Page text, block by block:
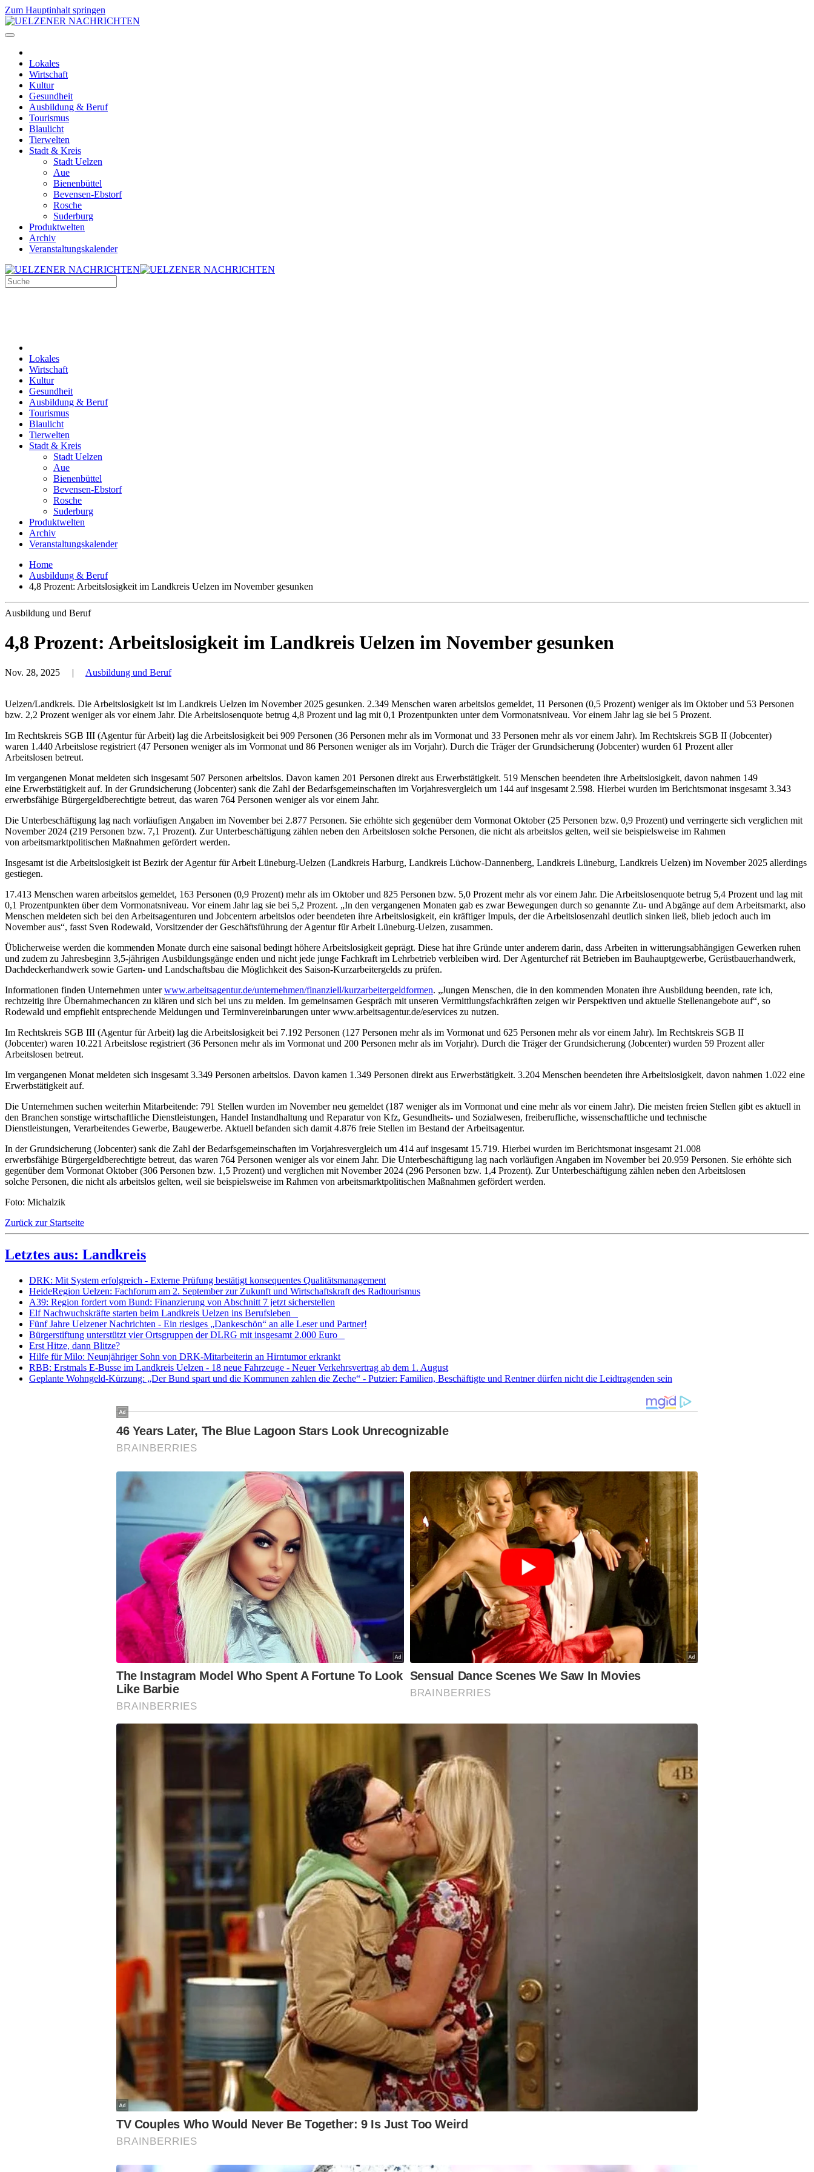
Zum Hauptinhalt springen
Lokales
Wirtschaft
Kultur
Gesundheit
Ausbildung & Beruf
Tourismus
Blaulicht
Tierwelten
Stadt & Kreis
Stadt Uelzen
Aue
Bienenbüttel
Bevensen-Ebstorf
Rosche
Suderburg
Produktwelten
Archiv
Veranstaltungskalender
Lokales
Wirtschaft
Kultur
Gesundheit
Ausbildung & Beruf
Tourismus
Blaulicht
Tierwelten
Stadt & Kreis
Stadt Uelzen
Aue
Bienenbüttel
Bevensen-Ebstorf
Rosche
Suderburg
Produktwelten
Archiv
Veranstaltungskalender
Home
Ausbildung & Beruf
4,8 Prozent: Arbeitslosigkeit im Landkreis Uelzen im November gesunken
Ausbildung und Beruf
4,8 Prozent: Arbeitslosigkeit im Landkreis Uelzen im November gesunken
Nov. 28, 2025 | Ausbildung und Beruf
Uelzen/Landkreis. Die Arbeitslosigkeit ist im Landkreis Uelzen im November 2025 gesunken. 2.349 Menschen waren arbeitslos gemeldet, 11 Personen (0,5 Prozent) weniger als im Oktober und 53 Personen
bzw. 2,2 Prozent weniger als vor einem Jahr. Die Arbeitslosenquote betrug 4,8 Prozent und lag mit 0,1 Prozentpunkten unter dem Vormonatsniveau. Vor einem Jahr lag sie bei 5 Prozent.
Im Rechtskreis SGB III (Agentur für Arbeit) lag die Arbeitslosigkeit bei 909 Personen (36 Personen mehr als im Vormonat und 33 Personen mehr als vor einem Jahr). Im Rechtskreis SGB II (Jobcenter)
waren 1.440 Arbeitslose registriert (47 Personen weniger als im Vormonat und 86 Personen weniger als im Vorjahr). Durch die Träger der Grundsicherung (Jobcenter) wurden 61 Prozent aller
Arbeitslosen betreut.
Im vergangenen Monat meldeten sich insgesamt 507 Personen arbeitslos. Davon kamen 201 Personen direkt aus Erwerbstätigkeit. 519 Menschen beendeten ihre Arbeitslosigkeit, davon nahmen 149
eine Erwerbstätigkeit auf. In der Grundsicherung (Jobcenter) sank die Zahl der Bedarfsgemeinschaften im Vorjahresvergleich um 144 auf insgesamt 2.598. Hierbei wurden im Berichtsmonat insgesamt 3.343
erwerbsfähige Bürgergeldberechtigte betreut, das waren 764 Personen weniger als vor einem Jahr.
Die Unterbeschäftigung lag nach vorläufigen Angaben im November bei 2.877 Personen. Sie erhöhte sich gegenüber dem Vormonat Oktober (25 Personen bzw. 0,9 Prozent) und verringerte sich verglichen mit
November 2024 (219 Personen bzw. 7,1 Prozent). Zur Unterbeschäftigung zählen neben den Arbeitslosen solche Personen, die nicht als arbeitslos gelten, weil sie beispielsweise im Rahmen
von arbeitsmarktpolitischen Maßnahmen gefördert werden.
Insgesamt ist die Arbeitslosigkeit ist Bezirk der Agentur für Arbeit Lüneburg-Uelzen (Landkreis Harburg, Landkreis Lüchow-Dannenberg, Landkreis Lüneburg, Landkreis Uelzen) im November 2025 allerdings
gestiegen.
17.413 Menschen waren arbeitslos gemeldet, 163 Personen (0,9 Prozent) mehr als im Oktober und 825 Personen bzw. 5,0 Prozent mehr als vor einem Jahr. Die Arbeitslosenquote betrug 5,4 Prozent und lag mit
0,1 Prozentpunkten über dem Vormonatsniveau. Vor einem Jahr lag sie bei 5,2 Prozent. „In den vergangenen Monaten gab es zwar Bewegungen durch so genannte Zu- und Abgänge auf dem Arbeitsmarkt, also
Menschen meldeten sich bei den Arbeitsagenturen und Jobcentern arbeitslos oder beendeten ihre Arbeitslosigkeit, ein kräftiger Impuls, der die Arbeitslosenzahl deutlich sinken ließ, blieb jedoch auch im
November aus“, fasst Sven Rodewald, Vorsitzender der Geschäftsführung der Agentur für Arbeit Lüneburg-Uelzen, zusammen.
Üblicherweise werden die kommenden Monate durch eine saisonal bedingt höhere Arbeitslosigkeit geprägt. Diese hat ihre Gründe unter anderem darin, dass Arbeiten in witterungsabhängigen Gewerken ruhen
und zudem zu Jahresbeginn 3,5-jährigen Ausbildungsgänge enden und nicht jede junge Fachkraft im Lehrbetrieb verbleiben wird. Der Agenturchef rät Betrieben im Bauhauptgewerbe, Gerüstbauerhandwerk,
Dachdeckerhandwerk sowie Garten- und Landschaftsbau die Möglichkeit des Saison-Kurzarbeitergelds zu prüfen.
Informationen finden Unternehmen unterwww.arbeitsagentur.de/unternehmen/finanziell/kurzarbeitergeldformen. „Jungen Menschen, die in den kommenden Monaten ihre Ausbildung beenden, rate ich,
rechtzeitig ihre Übernahmechancen zu klären und sich bei uns zu melden. Im gemeinsamen Gespräch mit unseren Vermittlungsfachkräften zeigen wir Perspektiven und aktuelle Stellenangebote auf“, so
Rodewald und empfiehlt entsprechende Meldungen und Terminvereinbarungen unter www.arbeitsagentur.de/eservices zu nutzen.
Im Rechtskreis SGB III (Agentur für Arbeit) lag die Arbeitslosigkeit bei 7.192 Personen (127 Personen mehr als im Vormonat und 625 Personen mehr als vor einem Jahr). Im Rechtskreis SGB II
(Jobcenter) waren 10.221 Arbeitslose registriert (36 Personen mehr als im Vormonat und 200 Personen mehr als im Vorjahr). Durch die Träger der Grundsicherung (Jobcenter) wurden 59 Prozent aller
Arbeitslosen betreut.
Im vergangenen Monat meldeten sich insgesamt 3.349 Personen arbeitslos. Davon kamen 1.349 Personen direkt aus Erwerbstätigkeit. 3.204 Menschen beendeten ihre Arbeitslosigkeit, davon nahmen 1.022 eine
Erwerbstätigkeit auf.
Die Unternehmen suchen weiterhin Mitarbeitende: 791 Stellen wurden im November neu gemeldet (187 weniger als im Vormonat und eine mehr als vor einem Jahr). Die meisten freien Stellen gibt es aktuell in
den Branchen sonstige wirtschaftliche Dienstleistungen, Handel Instandhaltung und Reparatur von Kfz, Gesundheits- und Sozialwesen, freiberufliche, wissenschaftliche und technische
Dienstleistungen, Verarbeitendes Gewerbe, Baugewerbe. Aktuell befanden sich damit 4.876 freie Stellen im Bestand der Arbeitsagentur.
In der Grundsicherung (Jobcenter) sank die Zahl der Bedarfsgemeinschaften im Vorjahresvergleich um 414 auf insgesamt 15.719. Hierbei wurden im Berichtsmonat insgesamt 21.008
erwerbsfähige Bürgergeldberechtigte betreut, das waren 764 Personen weniger als vor einem Jahr. Die Unterbeschäftigung lag nach vorläufigen Angaben im November bei 20.959 Personen. Sie erhöhte sich
gegenüber dem Vormonat Oktober (306 Personen bzw. 1,5 Prozent) und verglichen mit November 2024 (296 Personen bzw. 1,4 Prozent). Zur Unterbeschäftigung zählen neben den Arbeitslosen
solche Personen, die nicht als arbeitslos gelten, weil sie beispielsweise im Rahmen von arbeitsmarktpolitischen Maßnahmen gefördert werden.
Foto: Michalzik
Zurück zur Startseite
Letztes aus: Landkreis
DRK: Mit System erfolgreich - Externe Prüfung bestätigt konsequentes Qualitätsmanagement
HeideRegion Uelzen: Fachforum am 2. September zur Zukunft und Wirtschaftskraft des Radtourismus
A39: Region fordert vom Bund: Finanzierung von Abschnitt 7 jetzt sicherstellen
Elf Nachwuchskräfte starten beim Landkreis Uelzen ins Berufsleben
Fünf Jahre Uelzener Nachrichten - Ein riesiges „Dankeschön“ an alle Leser und Partner!
Bürgerstiftung unterstützt vier Ortsgruppen der DLRG mit insgesamt 2.000 Euro
Erst Hitze, dann Blitze?
Hilfe für Milo: Neunjähriger Sohn von DRK-Mitarbeiterin an Hirntumor erkrankt
RBB: Erstmals E-Busse im Landkreis Uelzen - 18 neue Fahrzeuge - Neuer Verkehrsvertrag ab dem 1. August
Geplante Wohngeld-Kürzung: „Der Bund spart und die Kommunen zahlen die Zeche“ - Putzier: Familien, Beschäftigte und Rentner dürfen nicht die Leidtragenden sein